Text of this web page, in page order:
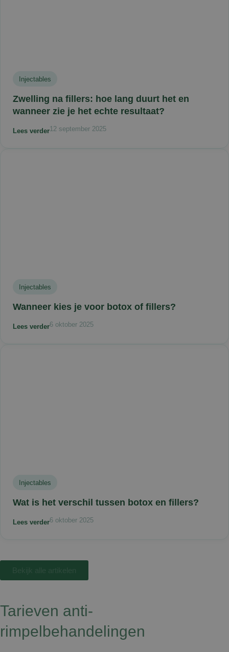
Injectables
Zwelling na fillers: hoe lang duurt het en
wanneer zie je het echte resultaat?
Lees verder12 september 2025
Injectables
Wanneer kies je voor botox of fillers?
Lees verder6 oktober 2025
Injectables
Wat is het verschil tussen botox en fillers?
Lees verder6 oktober 2025
Tarieven anti-
rimpelbehandelingen